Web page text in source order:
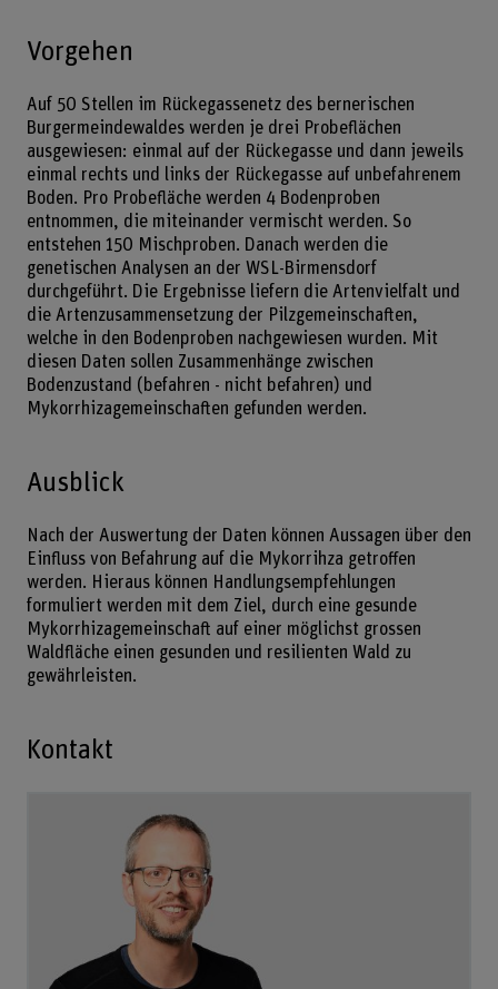
Vorgehen
Auf 50 Stellen im Rückegassenetz des bernerischen
Burgermeindewaldes werden je drei Probeflächen
ausgewiesen: einmal auf der Rückegasse und dann jeweils
einmal rechts und links der Rückegasse auf unbefahrenem
Boden. Pro Probefläche werden 4 Bodenproben
entnommen, die miteinander vermischt werden. So
entstehen 150 Mischproben. Danach werden die
genetischen Analysen an der WSL-Birmensdorf
durchgeführt. Die Ergebnisse liefern die Artenvielfalt und
die Artenzusammensetzung der Pilzgemeinschaften,
welche in den Bodenproben nachgewiesen wurden. Mit
diesen Daten sollen Zusammenhänge zwischen
Bodenzustand (befahren - nicht befahren) und
Mykorrhizagemeinschaften gefunden werden.
Ausblick
Nach der Auswertung der Daten können Aussagen über den
Einfluss von Befahrung auf die Mykorrihza getroffen
werden. Hieraus können Handlungsempfehlungen
formuliert werden mit dem Ziel, durch eine gesunde
Mykorrhizagemeinschaft auf einer möglichst grossen
Waldfläche einen gesunden und resilienten Wald zu
gewährleisten.
Kontakt